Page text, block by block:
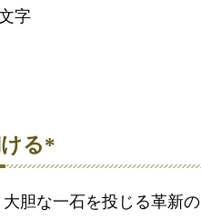
字
る*
胆な一石を投じる革新の